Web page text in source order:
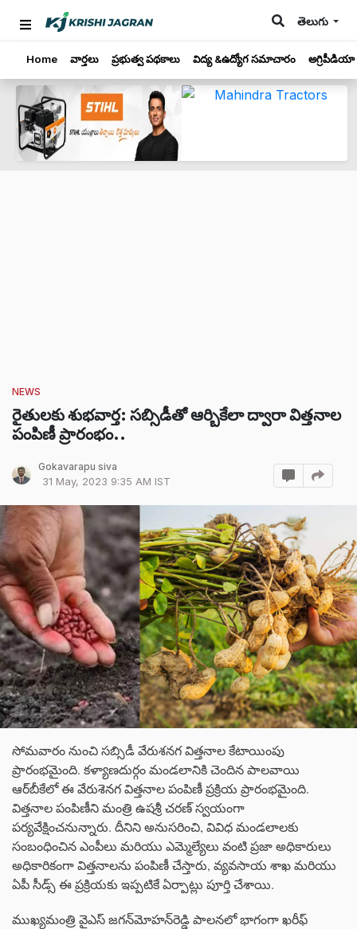
తెలుగు
Home వార్తలు ప్రభుత్వ పథకాలు విద్య &ఉద్యోగ సమాచారం అగ్రిపీడియా
NEWS
రైతులకు శుభవార్త: సబ్సిడీతో ఆర్బికేలా ద్వారా విత్తనాల
పంపిణీ ప్రారంభం..
Gokavarapu siva
31 May, 2023 9:35 AM IST
సోమవారం నుంచి సబ్సిడీ వేరుశనగ విత్తనాల కేటాయింపు
ప్రారంభమైంది. కళ్యాణదుర్గం మండలానికి చెందిన పాలవాయి
ఆర్‌బీకేలో ఈ వేరుశెనగ విత్తనాల పంపిణీ ప్రక్రియ ప్రారంభమైంది.
విత్తనాల పంపిణీని మంత్రి ఉషశ్రీ చరణ్ స్వయంగా
పర్యవేక్షించనున్నారు. దీనిని అనుసరించి, వివిధ మండలాలకు
సంబంధించిన ఎంపీలు మరియు ఎమ్మెల్యేలు వంటి ప్రజా అధికారులు
అధికారికంగా విత్తనాలను పంపిణీ చేస్తారు, వ్యవసాయ శాఖ మరియు
ఏపీ సీడ్స్ ఈ ప్రక్రియకు ఇప్పటికే ఏర్పాట్లు పూర్తి చేశాయి.
ముఖ్యమంత్రి వైఎస్‌ జగన్‌మోహన్‌రెడ్డి పాలనలో భాగంగా ఖరీఫ్‌